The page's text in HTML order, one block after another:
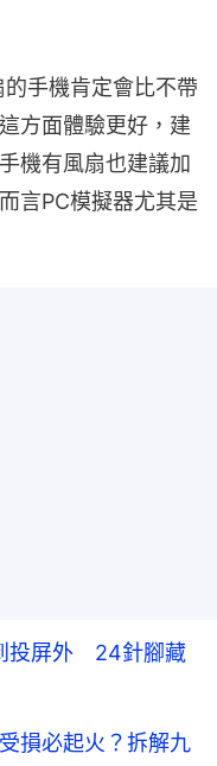
手機肯定會比不帶
方面體驗更好，建
機有風扇也建議加
言PC模擬器尤其是
投屏外 24針腳藏
損必起火？拆解九